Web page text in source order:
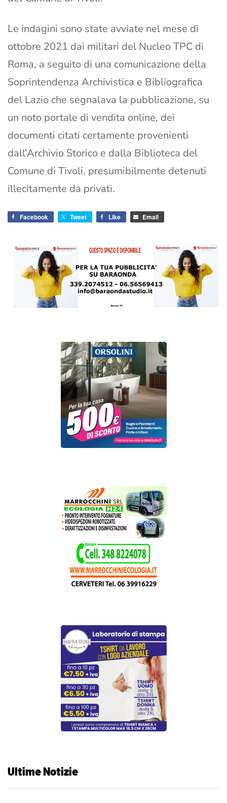
Le indagini sono state avviate nel mese di
ottobre 2021 dai militari del Nucleo TPC di
Roma, a seguito di una comunicazione della
Soprintendenza Archivistica e Bibliografica
del Lazio che segnalava la pubblicazione, su
un noto portale di vendita online, dei
documenti citati certamente provenienti
dall’Archivio Storico e dalla Biblioteca del
Comune di Tivoli, presumibilmente detenuti
illecitamente da privati.
Facebook Tweet Like Email
Ultime Notizie